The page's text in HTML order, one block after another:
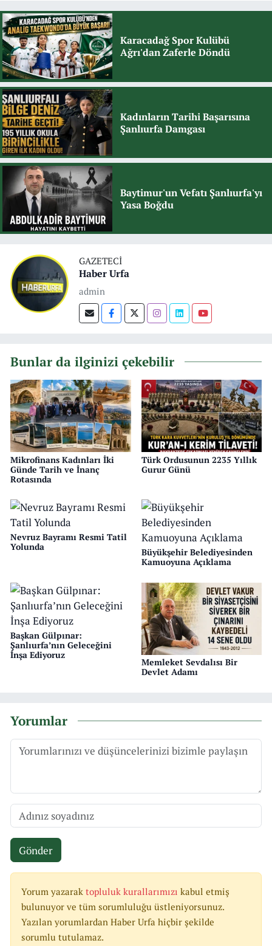
Karacadağ Spor Kulübü
Ağrı'dan Zaferle Döndü
Kadınların Tarihi Başarısına
Şanlıurfa Damgası
Baytimur'un Vefatı Şanlıurfa'yı
Yasa Boğdu
GAZETECI
Haber Urfa
admin
Bunlar da ilginizi çekebilir
Mikrofinans Kadınları İki
Günde Tarih ve İnanç
Rotasında
Türk Ordusunun 2235 Yıllık
Gurur Günü
Nevruz Bayramı Resmi Tatil
Yolunda
Büyükşehir Belediyesinden
Kamuoyuna Açıklama
Başkan Gülpınar:
Şanlıurfa’nın Geleceğini
İnşa Ediyoruz
Memleket Sevdalısı Bir
Devlet Adamı
Yorumlar
Gönder
Yorum yazarak topluluk kurallarımızı kabul etmiş
bulunuyor ve tüm sorumluluğu üstleniyorsunuz.
Yazılan yorumlardan Haber Urfa hiçbir şekilde
sorumlu tutulamaz.